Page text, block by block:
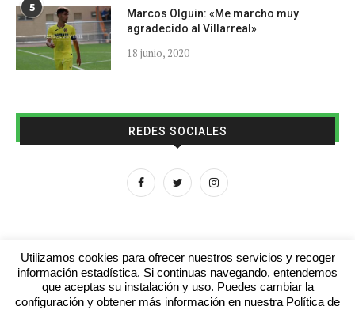
5
Marcos Olguin: «Me marcho muy
agradecido al Villarreal»
18 junio, 2020
REDES SOCIALES
Aviso legal Contacto Colabora con nosotros
Utilizamos cookies para ofrecer nuestros servicios y recoger
información estadística. Si continuas navegando, entendemos
que aceptas su instalación y uso. Puedes cambiar la
configuración y obtener más información en nuestra Política de